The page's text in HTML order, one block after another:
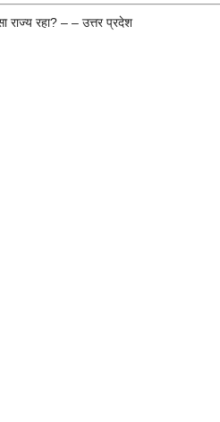
राज्य रहा? – – उत्तर प्रदेश